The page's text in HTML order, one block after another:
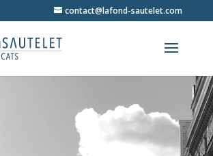
contact@lafond-sautelet.com